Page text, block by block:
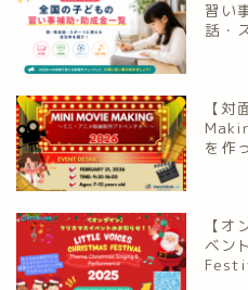
習い
話・
【
を作
【
ベン